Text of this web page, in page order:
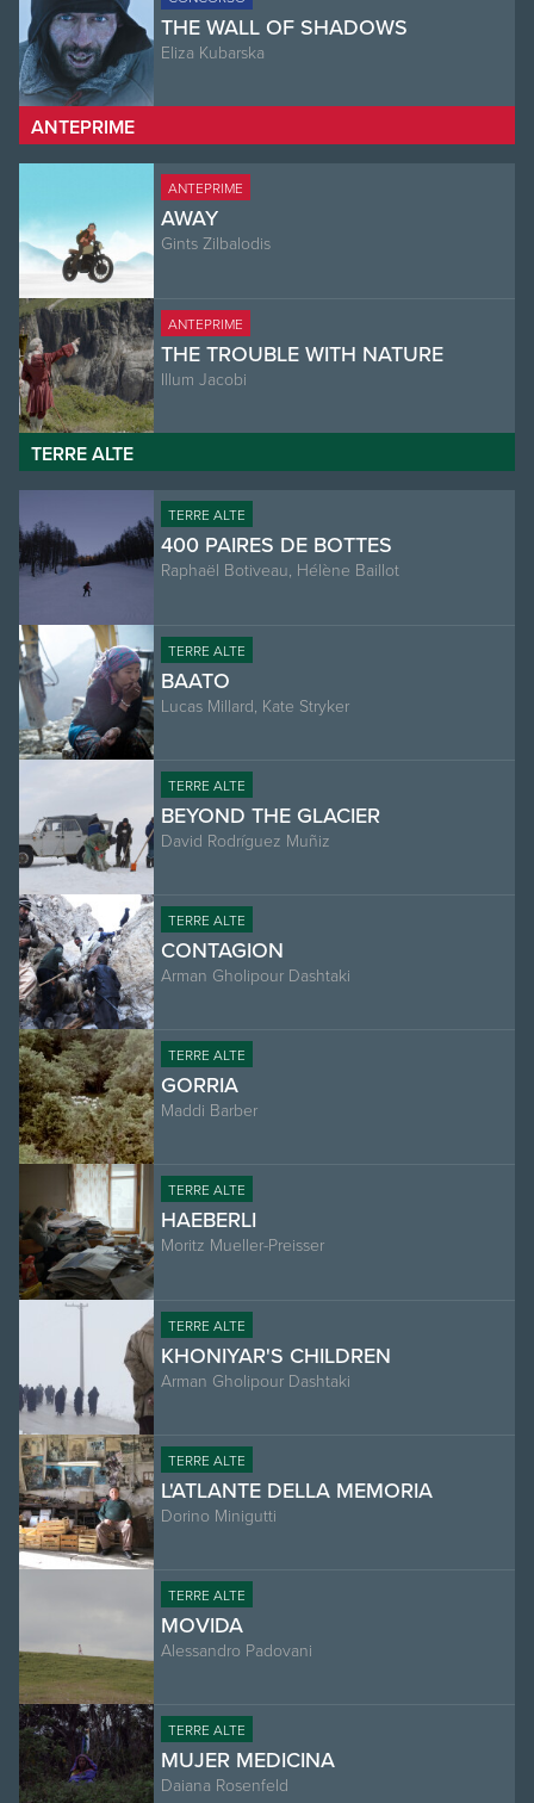
THE WALL OF SHADOWS
Eliza Kubarska
ANTEPRIME
ANTEPRIME
AWAY
Gints Zilbalodis
ANTEPRIME
THE TROUBLE WITH NATURE
Illum Jacobi
TERRE ALTE
TERRE ALTE
400 PAIRES DE BOTTES
Raphaël Botiveau, Hélène Baillot
TERRE ALTE
BAATO
Lucas Millard, Kate Stryker
TERRE ALTE
BEYOND THE GLACIER
David Rodríguez Muñiz
TERRE ALTE
CONTAGION
Arman Gholipour Dashtaki
TERRE ALTE
GORRIA
Maddi Barber
TERRE ALTE
HAEBERLI
Moritz Mueller-Preisser
TERRE ALTE
KHONIYAR'S CHILDREN
Arman Gholipour Dashtaki
TERRE ALTE
L'ATLANTE DELLA MEMORIA
Dorino Minigutti
TERRE ALTE
MOVIDA
Alessandro Padovani
TERRE ALTE
MUJER MEDICINA
Daiana Rosenfeld